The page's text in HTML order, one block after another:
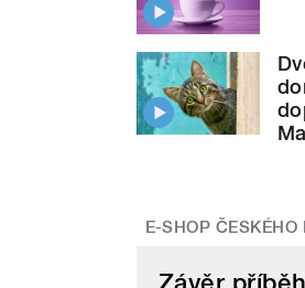
E-SHOP ČESKÉHO